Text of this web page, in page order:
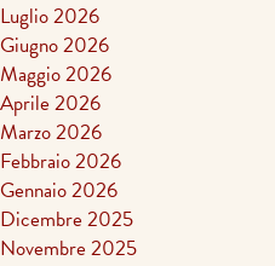
Luglio 2026
Giugno 2026
Maggio 2026
Aprile 2026
Marzo 2026
Febbraio 2026
Gennaio 2026
Dicembre 2025
Novembre 2025